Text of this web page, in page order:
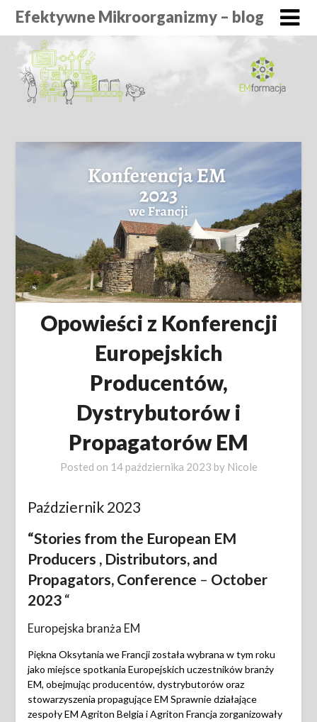
Efektywne Mikroorganizmy – blog
Opowieści z Konferencji
Europejskich
Producentów,
Dystrybutorów i
Propagatorów EM
Posted on 14 października 2023 by Nicole
Październik 2023
“Stories from the European EM
Producers , Distributors, and
Propagators, Conference – October
2023“
Europejska branża EM
Piękna Oksytania we Francji została wybrana w tym roku
jako miejsce spotkania Europejskich uczestników branży
EM, obejmując producentów, dystrybutorów oraz
stowarzyszenia propagujące EM Sprawnie działające
zespoły EM Agriton Belgia i Agriton Francja zorganizowały